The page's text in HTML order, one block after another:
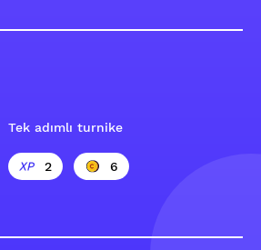
Tek adımlı turnike
2 6